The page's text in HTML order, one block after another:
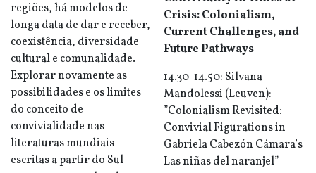
regiões, há modelos de
longa data de dar e receber,
coexistência, diversidade
cultural e comunalidade.
Explorar novamente as
possibilidades e os limites
do conceito de
convivialidade nas
literaturas mundiais
escritas a partir do Sul
Crisis: Colonialism,
Current Challenges, and
Future Pathways
14.30-14.50: Silvana
Mandolessi (Leuven):
”Colonialism Revisited:
Convivial Figurations in
Gabriela Cabezón Cámara’s
Las niñas del naranjel”